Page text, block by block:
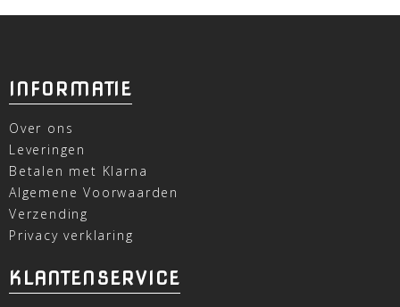
INFORMATIE
Over ons
Leveringen
Betalen met Klarna
Algemene Voorwaarden
Verzending
Privacy verklaring
KLANTENSERVICE